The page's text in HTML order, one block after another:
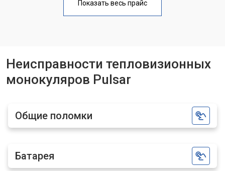
Показать весь прайс
Неисправности тепловизионных
монокуляров Pulsar
Общие поломки
Батарея